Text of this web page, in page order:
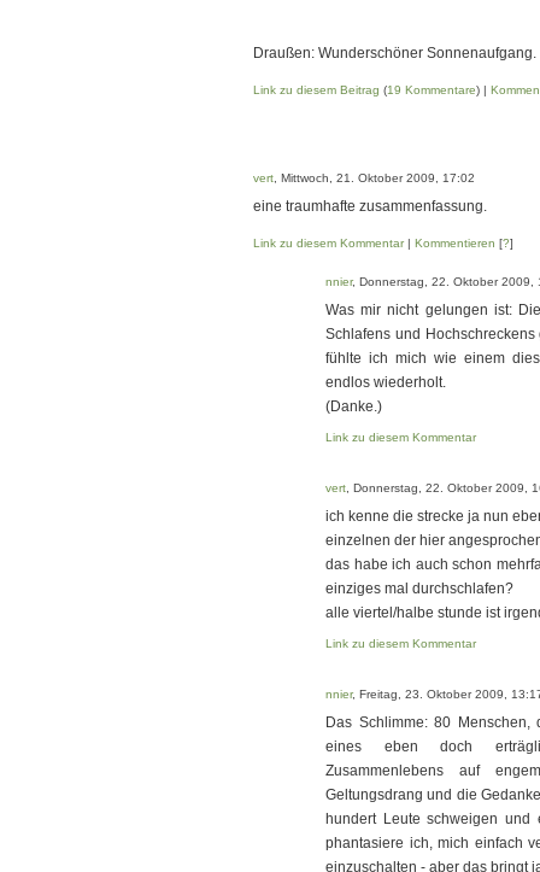
Draußen: Wunderschöner Sonnenaufgang.
Link zu diesem Beitrag (19 Kommentare) |
vert , Mittwoch, 21. Oktober 2009, 17:02
eine traumhafte zusammenfassung.
Link zu diesem Kommentar| Kommentieren [?]
nnier, Donnerstag, 22. Oktober 2009,
Was mir nicht gelungen ist:
Schlafens und
fühlte ich mich wie einem
endlos wiederholt.
(Danke.)
Link zu diesem Kommentar
vert , Donnerstag, 22. Oktober 2009,
ich kenne die strecke ja nun
einzelnen der hier
das habe ich auch schon
einziges mal durchschlafen?
alle viertel/halbe stunde ist
Link zu diesem Kommentar
nnier, Freitag, 23. Oktober 2009,
Das Schlimme: 80
eines eben doch
Zusammenlebens auf
Geltungsdrang und die
hundert Leute schweigen und
phantasiere ich, mich einfach
einzuschalten - aber das bringt